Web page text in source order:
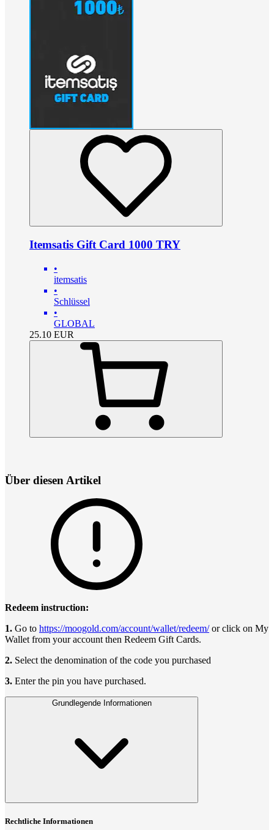
Itemsatis Gift Card 1000 TRY
•
itemsatis
•
Schlüssel
•
GLOBAL
25.10 EUR
Über diesen Artikel
Redeem instruction:
1. Go to https://moogold.com/account/wallet/redeem/or click on My
Wallet from your account then Redeem Gift Cards.
2. Select the denomination of the code you purchased
3. Enter the pin you have purchased.
Grundlegende Informationen
Rechtliche Informationen